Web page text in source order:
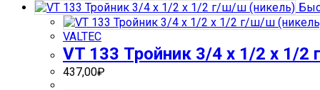
VALTEC
VT 133 Тройник 3/4 х 1/2 х 1/
437,00₽